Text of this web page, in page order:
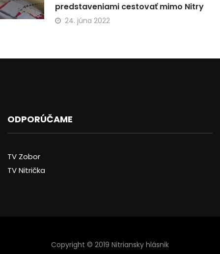
predstaveniami cestovať mimo Nitry
24. júna 2022
ODPORÚČAME
TV Zobor
TV Nitrička
Copyright © 2019 Nitriansky hlásnik